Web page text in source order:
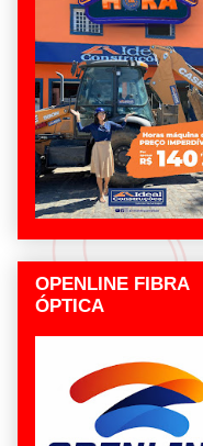
OPENLINE FIBRA
ÓPTICA